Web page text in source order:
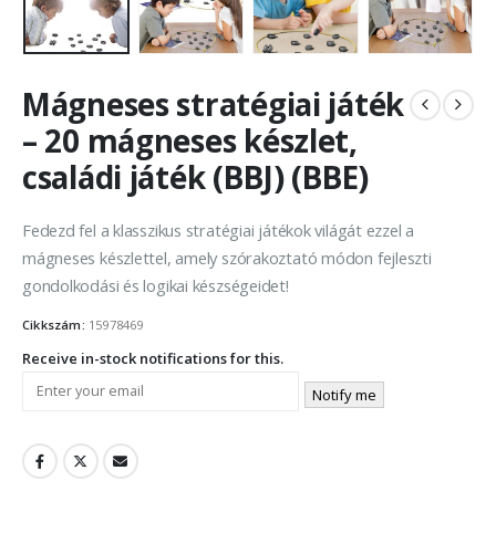
Mágneses stratégiai játék
– 20 mágneses készlet,
családi játék (BBJ) (BBE)
Fedezd fel a klasszikus stratégiai játékok világát ezzel a
mágneses készlettel, amely szórakoztató módon fejleszti
gondolkodási és logikai készségeidet!
Cikkszám: 15978469
Receive in-stock notifications for this.
Notify me